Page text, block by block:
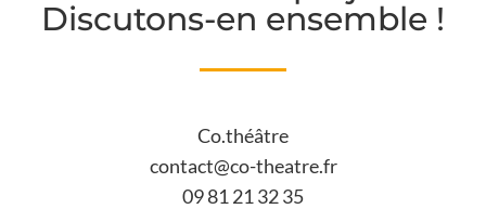
Discutons-en ensemble !
Co.théâtre
contact@co-theatre.fr
09 81 21 32 35